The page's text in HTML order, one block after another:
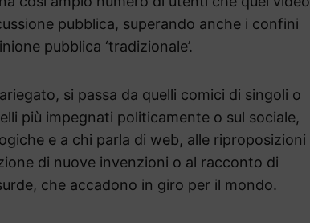
pubblica, superando anche i confini
pubblica ‘tradizionale’.
si passa da quelli comici di singoli o
più impegnati politicamente o sul sociale,
e a chi parla di web, alle riproposizioni
di nuove invenzioni o al racconto di
che accadono in giro per il mondo.